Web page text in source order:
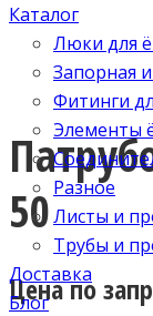
Каталог
Люки для
Запорная
Фитинги
Элементы
Разное
Листы и
Трубы и
Доставка
Блог
50
Цена по